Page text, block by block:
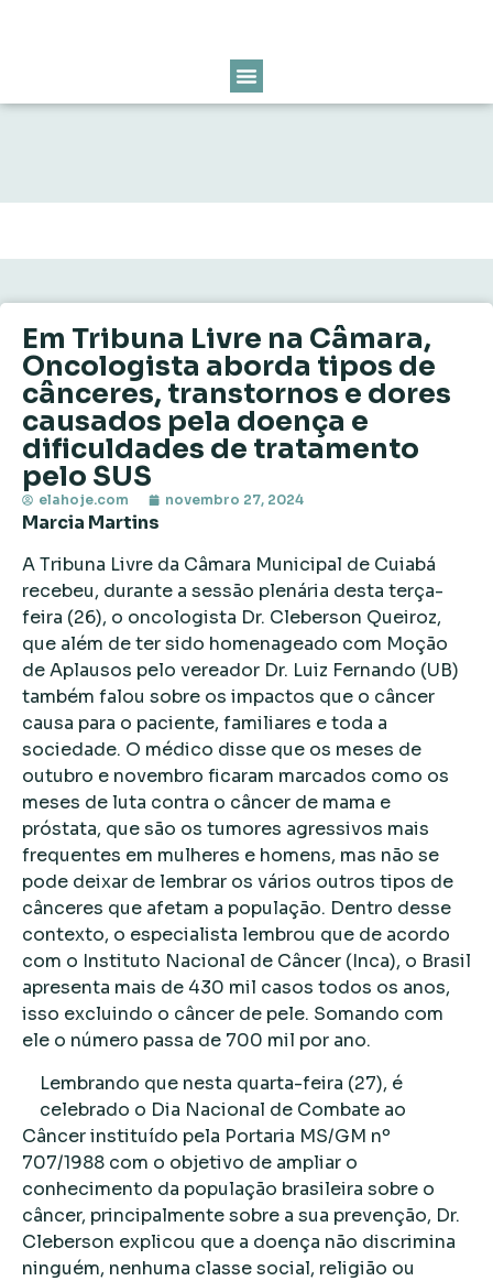
Em Tribuna Livre na Câmara,
Oncologista aborda tipos de
cânceres, transtornos e dores
causados pela doença e
dificuldades de tratamento
pelo SUS
elahoje.com novembro 27, 2024
Marcia Martins
A Tribuna Livre da Câmara Municipal de Cuiabá
recebeu, durante a sessão plenária desta terça-
feira (26), o oncologista Dr. Cleberson Queiroz,
que além de ter sido homenageado com Moção
de Aplausos pelo vereador Dr. Luiz Fernando (UB)
também falou sobre os impactos que o câncer
causa para o paciente, familiares e toda a
sociedade. O médico disse que os meses de
outubro e novembro ficaram marcados como os
meses de luta contra o câncer de mama e
próstata, que são os tumores agressivos mais
frequentes em mulheres e homens, mas não se
pode deixar de lembrar os vários outros tipos de
cânceres que afetam a população. Dentro desse
contexto, o especialista lembrou que de acordo
com o Instituto Nacional de Câncer (Inca), o Brasil
apresenta mais de 430 mil casos todos os anos,
isso excluindo o câncer de pele. Somando com
ele o número passa de 700 mil por ano.
Lembrando que nesta quarta-feira (27), é
celebrado o Dia Nacional de Combate ao
Câncer instituído pela Portaria MS/GM nº
707/1988 com o objetivo de ampliar o
conhecimento da população brasileira sobre o
câncer, principalmente sobre a sua prevenção, Dr.
Cleberson explicou que a doença não discrimina
ninguém, nenhuma classe social, religião ou